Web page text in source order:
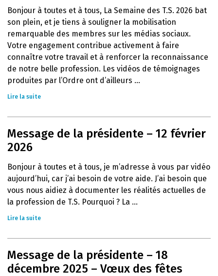
Bonjour à toutes et à tous, La Semaine des T.S. 2026 bat
son plein, et je tiens à souligner la mobilisation
remarquable des membres sur les médias sociaux.
Votre engagement contribue activement à faire
connaître votre travail et à renforcer la reconnaissance
de notre belle profession. Les vidéos de témoignages
produites par l’Ordre ont d’ailleurs ...
Lire la suite
Message de la présidente – 12 février
2026
Bonjour à toutes et à tous, je m’adresse à vous par vidéo
aujourd’hui, car j’ai besoin de votre aide. J’ai besoin que
vous nous aidiez à documenter les réalités actuelles de
la profession de T.S. Pourquoi ? La ...
Lire la suite
Message de la présidente – 18
décembre 2025 – Vœux des fêtes